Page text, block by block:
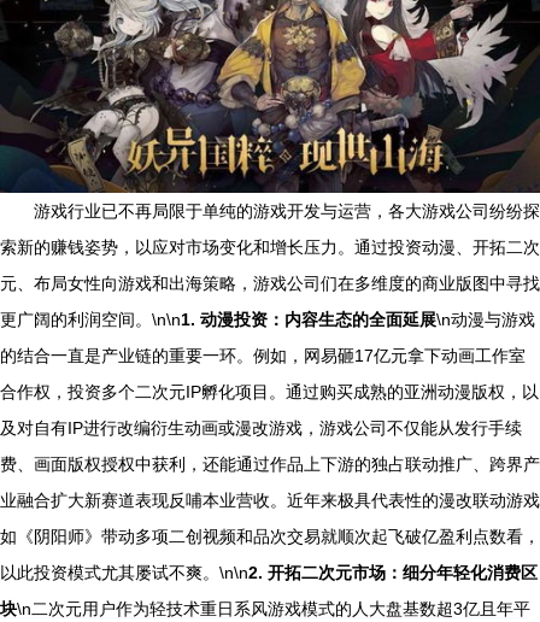
游戏行业已不再局限于单纯的游戏开发与运营，各大游戏公司纷纷探
索新的赚钱姿势，以应对市场变化和增长压力。通过投资动漫、开拓二次
元、布局女性向游戏和出海策略，游戏公司们在多维度的商业版图中寻找
更广阔的利润空间。\n\n1. 动漫投资：内容生态的全面延展\n动漫与游戏
的结合一直是产业链的重要一环。例如，网易砸17亿元拿下动画工作室
合作权，投资多个二次元IP孵化项目。通过购买成熟的亚洲动漫版权，以
及对自有IP进行改编衍生动画或漫改游戏，游戏公司不仅能从发行手续
费、画面版权授权中获利，还能通过作品上下游的独占联动推广、跨界产
业融合扩大新赛道表现反哺本业营收。近年来极具代表性的漫改联动游戏
如《阴阳师》带动多项二创视频和品次交易就顺次起飞破亿盈利点数看，
以此投资模式尤其屡试不爽。\n\n2. 开拓二次元市场：细分年轻化消费区
块\n二次元用户作为轻技术重日系风游戏模式的人大盘基数超3亿且年平